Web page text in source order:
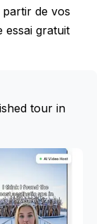
de vos
essai gratuit
tour in